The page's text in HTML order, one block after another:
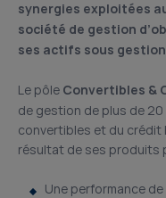
synergies exploitées
société de gestion
ses actifs sous gestion
Le pôle Convertibles &
de gestion de plus de
convertibles et du crédit
résultat de ses produits
Une performance de